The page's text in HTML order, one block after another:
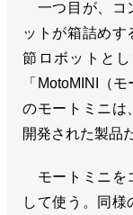
一つ目が、コ
ットが箱詰めす
節ロボットと
「MotoMINI（
のモートミニは
開発された製品
モートミニを
して使う。同